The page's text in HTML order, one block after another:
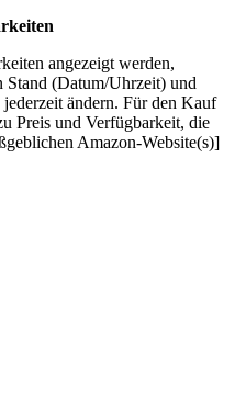
angezeigt werden,
Stand (Datum/Uhrzeit) und
ändern. Für den Kauf
Preis und Verfügbarkeit, die
Amazon-Website(s)]